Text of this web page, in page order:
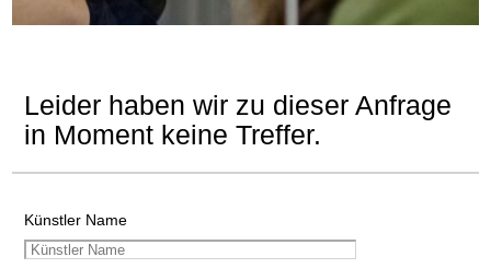
Leider haben wir zu dieser Anfrage
in Moment keine Treffer.
Künstler Name